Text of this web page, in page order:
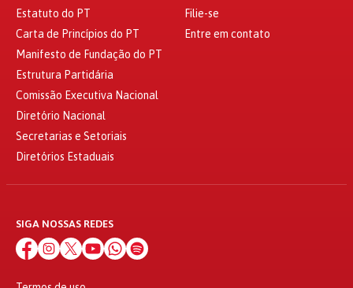
Estatuto do PT
Carta de Princípios do PT
Manifesto de Fundação do PT
Estrutura Partidária
Comissão Executiva Nacional
Diretório Nacional
Secretarias e Setoriais
Diretórios Estaduais
Filie-se
Entre em contato
SIGA NOSSAS REDES